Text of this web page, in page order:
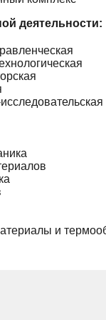
деятельности:
и